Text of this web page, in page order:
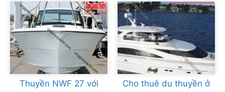
Thuyền NWF 27 với
Cho thuê du thuyền ở